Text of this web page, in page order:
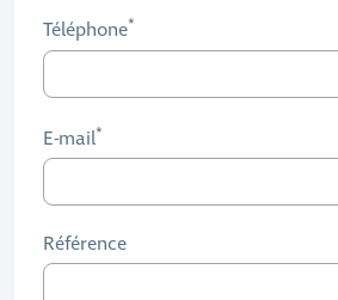
Téléphone
E-mail
Référence